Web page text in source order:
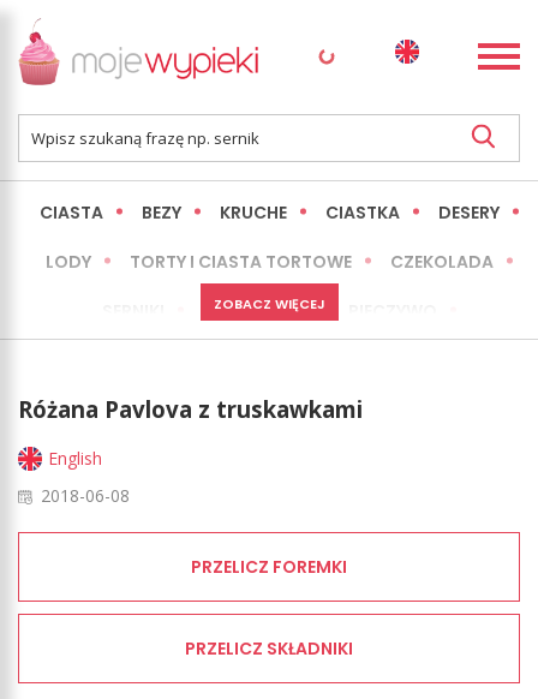
CIASTA BEZY KRUCHE CIASTKA DESERY
LODY TORTY I CIASTA TORTOWE CZEKOLADA
MINI WYPIEKI
LŻEJSZE / ZDROWSZE INNE
ZOBACZ WIĘCEJ
Różana Pavlova z truskawkami
English
2018-06-08
PRZELICZ FOREMKI
PRZELICZ SKŁADNIKI